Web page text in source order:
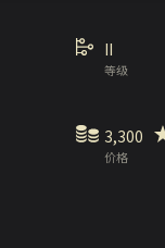
等级
II
价格
3,300